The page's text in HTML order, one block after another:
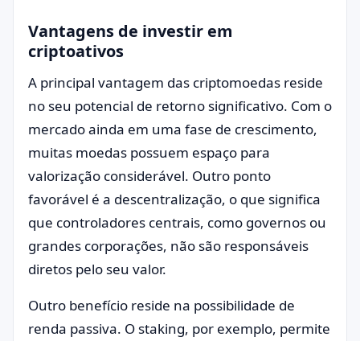
Vantagens de investir em
criptoativos
A principal vantagem das criptomoedas reside
no seu potencial de retorno significativo. Com o
mercado ainda em uma fase de crescimento,
muitas moedas possuem espaço para
valorização considerável. Outro ponto
favorável é a descentralização, o que significa
que controladores centrais, como governos ou
grandes corporações, não são responsáveis
diretos pelo seu valor.
Outro benefício reside na possibilidade de
renda passiva. O staking, por exemplo, permite